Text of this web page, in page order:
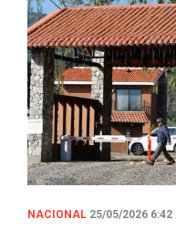
NACIONAL 25/05/2026 6:42